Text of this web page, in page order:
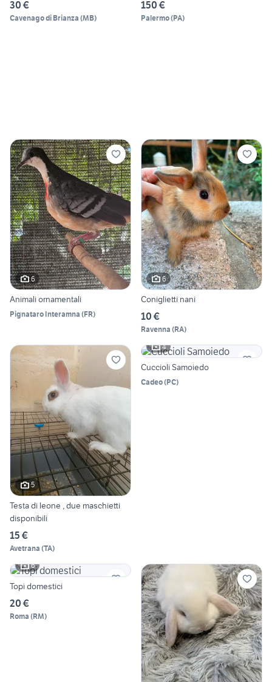
30 €
Cavenago di Brianza (MB)
150 €
Palermo(PA)
6
Animali ornamentali
Pignataro Interamna (FR)
6
Coniglietti nani
10 €
Ravenna (RA)
5
Testa di leone , due maschietti
disponibili
15 €
Avetrana (TA)
4
Cuccioli Samoiedo
Cadeo(PC)
6
Topi domestici
20 €
Roma (RM)